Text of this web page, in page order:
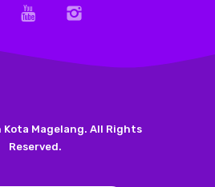
Magelang. All Rights
Reserved.